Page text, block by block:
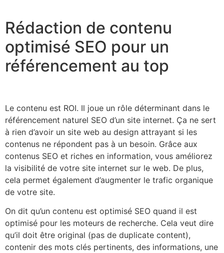
Rédaction de contenu
optimisé SEO pour un
référencement au top
Le contenu est ROI. Il joue un rôle déterminant dans le
référencement naturel SEO d’un site internet. Ça ne sert
à rien d’avoir un site web au design attrayant si les
contenus ne répondent pas à un besoin. Grâce aux
contenus SEO et riches en information, vous améliorez
la visibilité de votre site internet sur le web. De plus,
cela permet également d’augmenter le trafic organique
de votre site.
On dit qu’un contenu est optimisé SEO quand il est
optimisé pour les moteurs de recherche. Cela veut dire
qu’il doit être original (pas de duplicate content),
contenir des mots clés pertinents, des informations, une